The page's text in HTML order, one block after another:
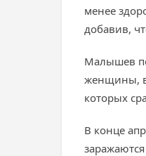
менее
добавив,
Малышев
женщины, в
которых
В конце